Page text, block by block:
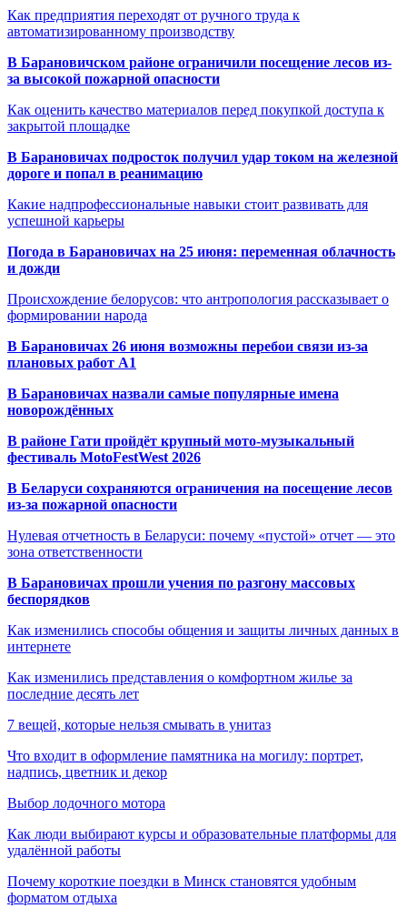
Как предприятия переходят от ручного труда к
автоматизированному производству
В Барановичском районе ограничили посещение лесов из-
за высокой пожарной опасности
Как оценить качество материалов перед покупкой доступа к
закрытой площадке
В Барановичах подросток получил удар током на железной
дороге и попал в реанимацию
Какие надпрофессиональные навыки стоит развивать для
успешной карьеры
Погода в Барановичах на 25 июня: переменная облачность
и дожди
Происхождение белорусов: что антропология рассказывает о
формировании народа
В Барановичах 26 июня возможны перебои связи из-за
плановых работ A1
В Барановичах назвали самые популярные имена
новорождённых
В районе Гати пройдёт крупный мото-музыкальный
фестиваль MotoFestWest 2026
В Беларуси сохраняются ограничения на посещение лесов
из-за пожарной опасности
Нулевая отчетность в Беларуси: почему «пустой» отчет — это
зона ответственности
В Барановичах прошли учения по разгону массовых
беспорядков
Как изменились способы общения и защиты личных данных в
интернете
Как изменились представления о комфортном жилье за
последние десять лет
7 вещей, которые нельзя смывать в унитаз
Что входит в оформление памятника на могилу: портрет,
надпись, цветник и декор
Выбор лодочного мотора
Как люди выбирают курсы и образовательные платформы для
удалённой работы
Почему короткие поездки в Минск становятся удобным
форматом отдыха